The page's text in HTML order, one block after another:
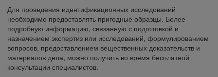
Для проведения идентификационных исследований
необходимо предоставлять пригодные образцы. Более
подробную информацию, связанную с подготовкой и
назначением экспертиз или исследований, формулированием
вопросов, предоставлением вещественных доказательств и
материалов дела, можно получить во время бесплатной
консультации специалистов.